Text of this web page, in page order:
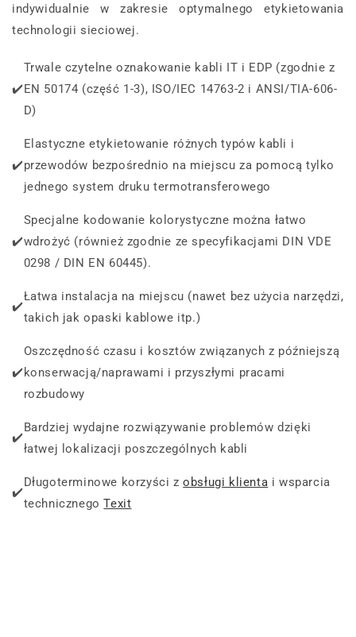
indywidualnie w zakresie optymalnego etykietowania
technologii sieciowej.
✔️
Trwale czytelne oznakowanie kabli IT i EDP (zgodnie z
EN 50174 (część 1-3), ISO/IEC 14763-2 i ANSI/TIA-606-
D)
✔️
Elastyczne etykietowanie różnych typów kabli i
przewodów bezpośrednio na miejscu za pomocą tylko
jednego system druku termotransferowego
✔️
Specjalne kodowanie kolorystyczne można łatwo
wdrożyć (również zgodnie ze specyfikacjami DIN VDE
0298 / DIN EN 60445).
✔️
Łatwa instalacja na miejscu (nawet bez użycia narzędzi,
takich jak opaski kablowe itp.)
✔️
Oszczędność czasu i kosztów związanych z późniejszą
konserwacją/naprawami i przyszłymi pracami
rozbudowy
✔️
Bardziej wydajne rozwiązywanie problemów dzięki
łatwej lokalizacji poszczególnych kabli
✔️
Długoterminowe korzyści zobsługi klienta i wsparcia
technicznegoTexit